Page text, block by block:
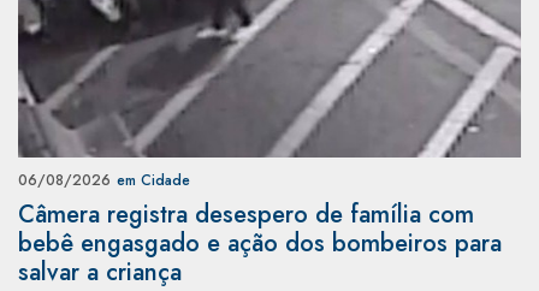
06/08/2026 em Cidade
Câmera registra desespero de família com
bebê engasgado e ação dos bombeiros para
salvar a criança